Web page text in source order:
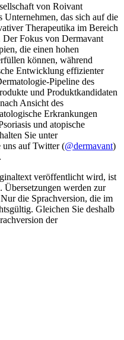
von Roivant
Unternehmen, das sich auf die
Therapeutika im Bereich
Der Fokus von Dermavant
die einen hohen
können, während
Entwicklung effizienter
Pipeline des
und Produktkandidaten
Ansicht des
Erkrankungen
und atopische
Sie unter
uns auf Twitter (@dermavant)
veröffentlicht wird, ist
werden zur
die Sprachversion, die im
Gleichen Sie deshalb
der